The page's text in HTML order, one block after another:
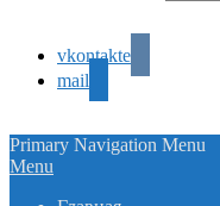
vkontakte
mail
Primary Navigation Menu
Menu